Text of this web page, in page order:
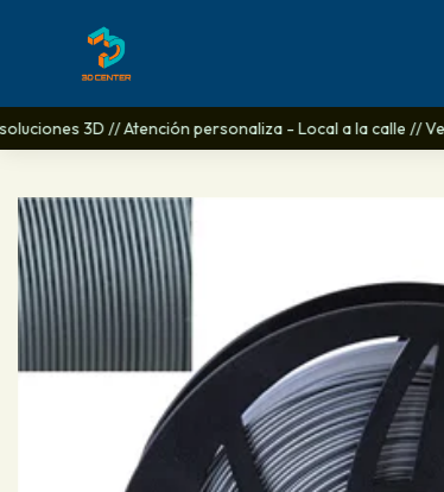
3D // Atención personaliza - Local a la calle //